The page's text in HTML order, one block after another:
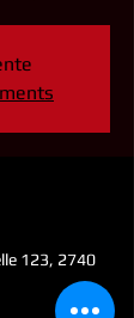
123, 2740